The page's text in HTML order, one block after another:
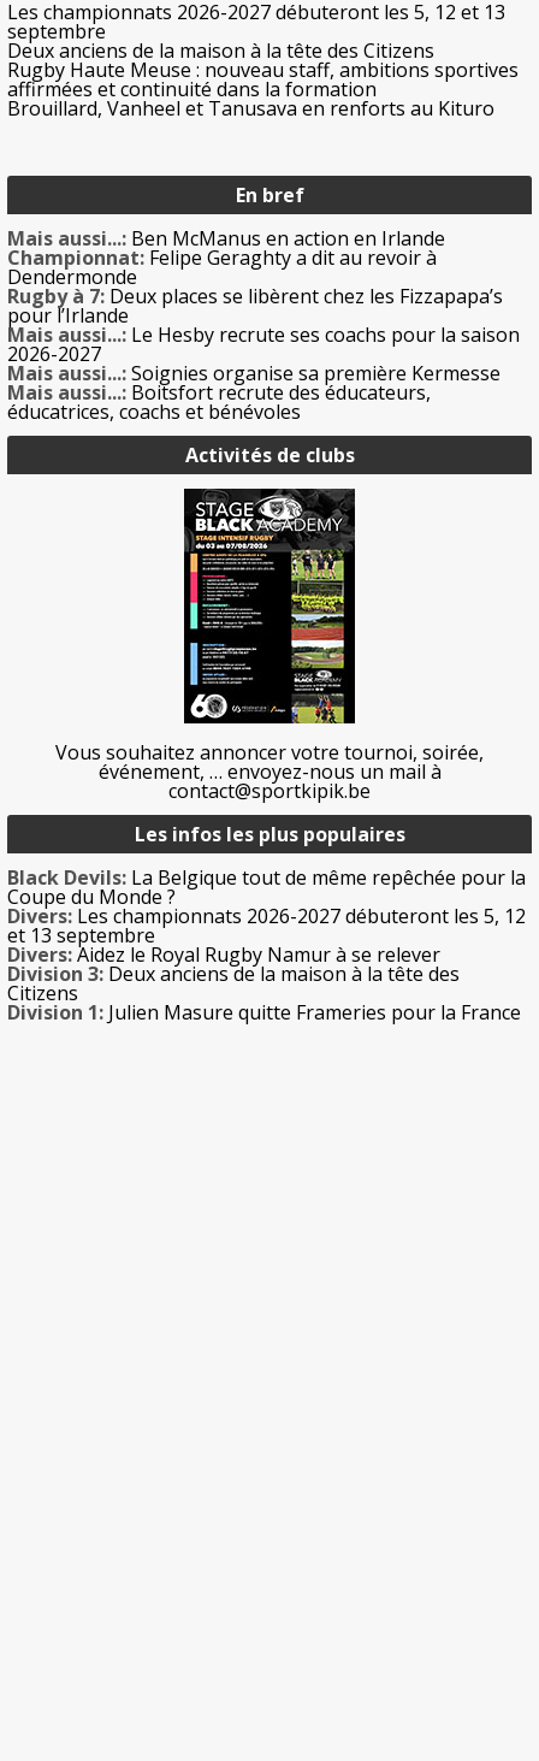
Les championnats 2026-2027 débuteront les 5, 12 et 13
septembre
Deux anciens de la maison à la tête des Citizens
Rugby Haute Meuse : nouveau staff, ambitions sportives
affirmées et continuité dans la formation
Brouillard, Vanheel et Tanusava en renforts au Kituro
En bref
Mais aussi...: Ben McManus en action en Irlande
Championnat: Felipe Geraghty a dit au revoir à
Dendermonde
Rugby à 7: Deux places se libèrent chez les Fizzapapa’s
pour l’Irlande
Mais aussi...: Le Hesby recrute ses coachs pour la saison
2026-2027
Mais aussi...:Soignies organise sa première Kermesse
Mais aussi...: Boitsfort recrute des éducateurs,
éducatrices, coachs et bénévoles
Activités de clubs
Vous souhaitez annoncer votre tournoi, soirée,
événement, … envoyez-nous un mail à
contact@sportkipik.be
Les infos les plus populaires
Black Devils: La Belgique tout de même repêchée pour la
Coupe du Monde ?
Divers: Les championnats 2026-2027 débuteront les 5, 12
et 13 septembre
Divers:Aidez le Royal Rugby Namur à se relever
Division 3: Deux anciens de la maison à la tête des
Citizens
Division 1: Julien Masure quitte Frameries pour la France